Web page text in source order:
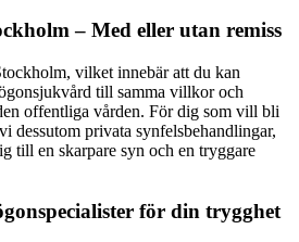
– Med eller utan remiss
vilket innebär att du kan
till samma villkor och
offentliga vården. För dig som vill bli
dessutom privata synfelsbehandlingar,
till en skarpare syn och en tryggare
för din trygghet